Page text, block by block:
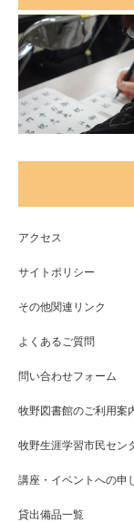
アクセス
サイトポリシー
その他関連リンク
よくあるご質問
問い合わせフォーム
牧野図書館のご利用案
牧野生涯学習市民セン
講座・イベントへの申
貸出備品一覧